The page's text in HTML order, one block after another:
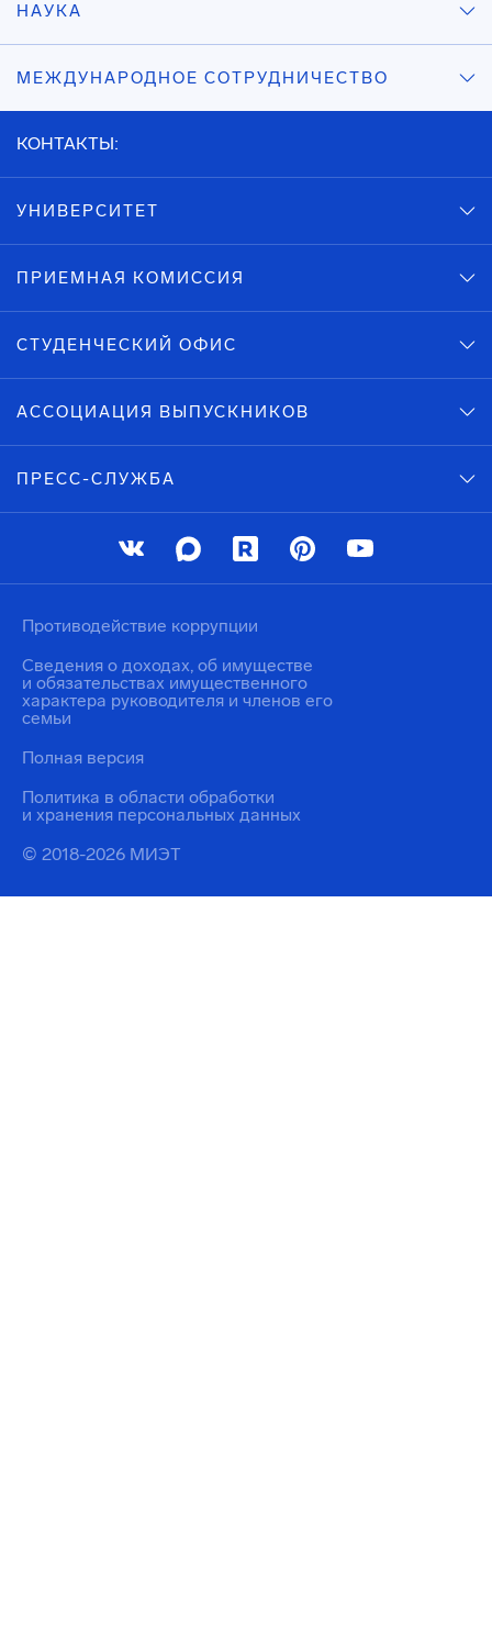
НАУКА
МЕЖДУНАРОДНОЕ СОТРУДНИЧЕСТВО
КОНТАКТЫ:
УНИВЕРСИТЕТ
ПРИЕМНАЯ КОМИССИЯ
СТУДЕНЧЕСКИЙ ОФИС
АССОЦИАЦИЯ ВЫПУСКНИКОВ
ПРЕСС-СЛУЖБА
© 2018-2026 МИЭТ
Политика в области обработки
и хранения персональных данных
Противодействие коррупции
Сведения о доходах, об имуществе
и обязательствах имущественного
характера руководителя и членов его
семьи
Полная версия